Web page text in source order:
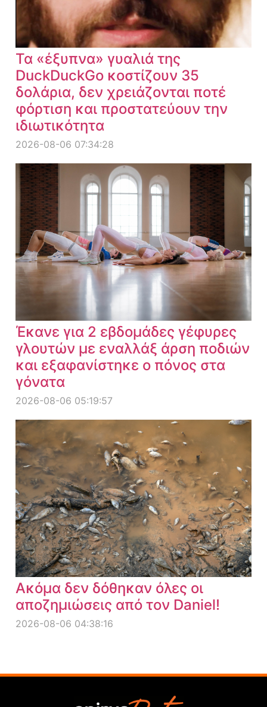
Τα «έξυπνα» γυαλιά της
DuckDuckGo κοστίζουν 35
δολάρια, δεν χρειάζονται ποτέ
φόρτιση και προστατεύουν την
ιδιωτικότητα
2026-08-06 07:34:28
Έκανε για 2 εβδομάδες γέφυρες
γλουτών με εναλλάξ άρση ποδιών
και εξαφανίστηκε ο πόνος στα
γόνατα
2026-08-06 05:19:57
Ακόμα δεν δόθηκαν όλες οι
αποζημιώσεις από τον Daniel!
2026-08-06 04:38:16